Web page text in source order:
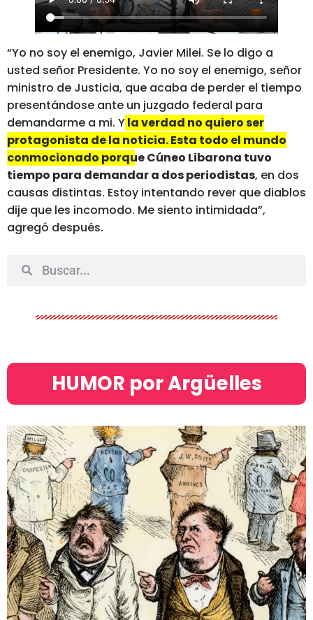
“Yo no soy el enemigo, Javier Milei. Se lo digo a
usted señor Presidente. Yo no soy el enemigo, señor
ministro de Justicia, que acaba de perder el tiempo
presentándose ante un juzgado federal para
demandarme a mi. Yla verdad no quiero ser
protagonista de la noticia. Esta todo el mundo
conmocionado porque Cúneo Libarona tuvo
tiempo para demandar a dos periodistas, en dos
causas distintas. Estoy intentando rever que diablos
dije que les incomodo. Me siento intimidada”,
agregó después.
HUMOR por Argüelles​